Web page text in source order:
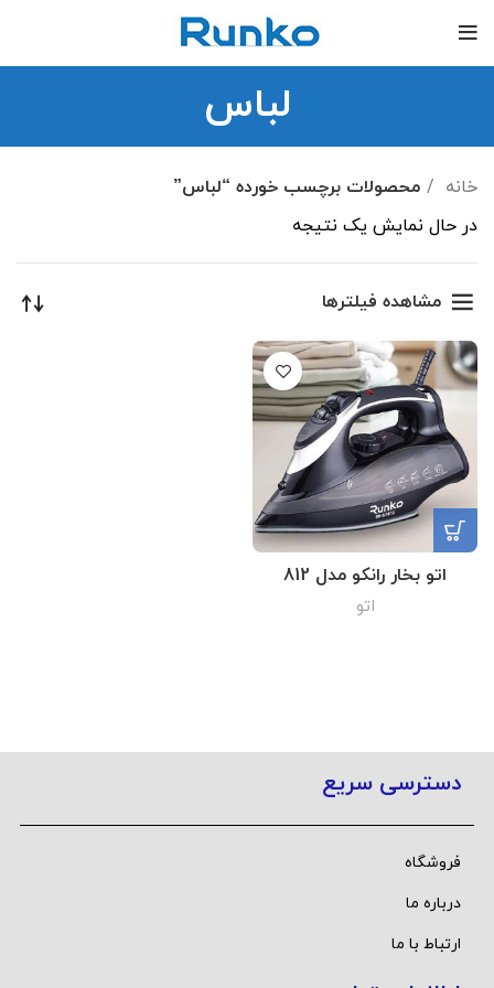
لباس
خانه
محصولات برچسب خورده “لباس”
در حال نمایش یک نتیجه
مشاهده فیلترها
اتو بخار رانکو مدل 812
اتو
دسترسی سریع
فروشگاه
درباره ما
ارتباط با ما